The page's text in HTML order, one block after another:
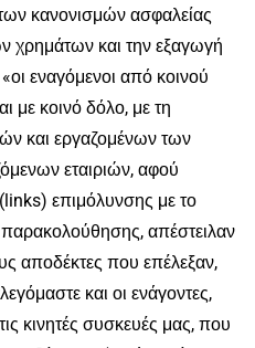
κανονισμών ασφαλείας
χρημάτων και την εξαγωγή
«οι εναγόμενοι από κοινού
με κοινό δόλο, με τη
και εργαζομένων των
εταιριών, αφού
επιμόλυνσης με το
απέστειλαν
αποδέκτες που επέλεξαν,
και οι ενάγοντες,
κινητές συσκευές μας, που